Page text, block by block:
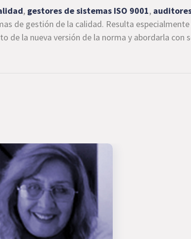
, gestores de sistemas ISO 9001,
de gestión de la calidad. Resulta
de la nueva versión de la norma y abordarla con